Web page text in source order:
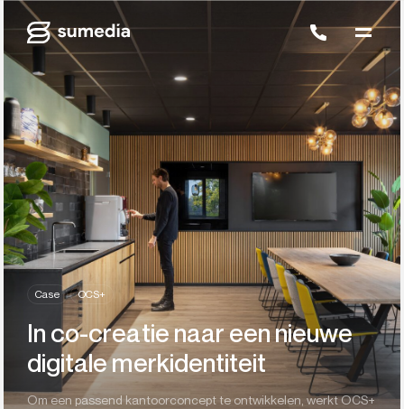
Case OCS+
In co-creatie naar een nieuwe
digitale merkidentiteit
Om een passend kantoorconcept te ontwikkelen, werkt OCS+